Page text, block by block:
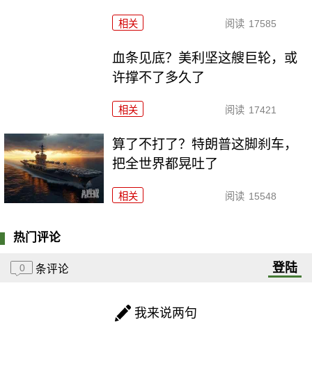
相关 阅读 17585
血条见底？美利坚这艘巨轮，或
许撑不了多久了
相关 阅读 17421
算了不打了？特朗普这脚刹车，
把全世界都晃吐了
相关 阅读 15548
热门评论
0 条评论 登陆
我来说两句